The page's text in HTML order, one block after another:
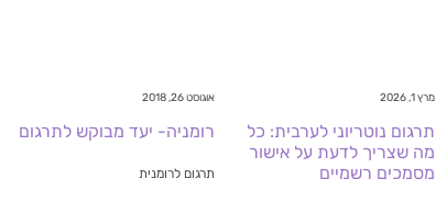
מרץ 1, 2026
תרגום נוטריוני לערבית: כל
מה שצריך לדעת על אישור
מסמכים רשמיים
אוגוסט 26, 2018
רומניה- יעד מבוקש לתרגום
תרגום לרומנית